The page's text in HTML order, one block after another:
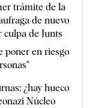
trámite de la
de nuevo
de Junts
poner en riesgo
¿hay hueco
Núcleo